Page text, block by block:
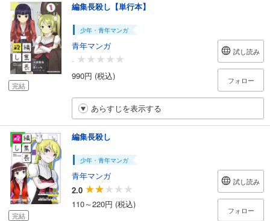
完結
編集長殺し【単行本】
少年・青年マンガ
青年マンガ
-
990円 (税込)
試し読み
フォロー
あらすじを表示する
完結
編集長殺し
少年・青年マンガ
青年マンガ
2.0
110～220円 (税込)
試し読み
フォロー